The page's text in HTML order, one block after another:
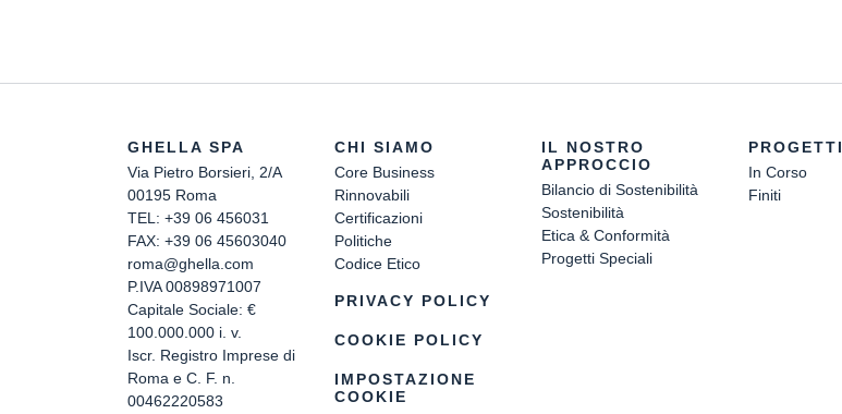
GHELLA SPA
Via Pietro Borsieri, 2/A
00195 Roma
TEL: +39 06 456031
FAX: +39 06 45603040
roma@ghella.com
P.IVA 00898971007
Capitale Sociale: €
100.000.000 i. v.
Iscr. Registro Imprese di
Roma e C. F. n.
00462220583
CHI SIAMO
Core Business
Rinnovabili
Certificazioni
Politiche
Codice Etico
PRIVACY POLICY
COOKIE POLICY
IMPOSTAZIONE
COOKIE
IL NOSTRO
APPROCCIO
Bilancio di Sostenibilità
Sostenibilità
Etica & Conformità
Progetti Speciali
PROGETTI
In Corso
Finiti